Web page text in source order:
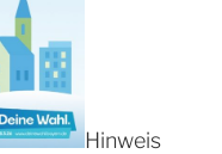
Hinweis